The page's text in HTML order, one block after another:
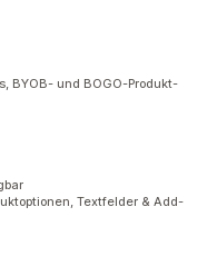
BYOB- und BOGO-Produkt-
Textfelder & Add-